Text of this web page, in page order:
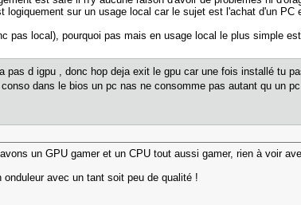
sur un usage local car le sujet est l'achat d'un
pas local), pourquoi pas mais en usage local le plus simple
d igpu , donc hop deja exit le gpu car une fois installé tu
dans le bios un pc nas ne consomme pas autant qu un
un GPU gamer et un CPU tout aussi gamer, rien à voir
avec un tant soit peu de qualité !